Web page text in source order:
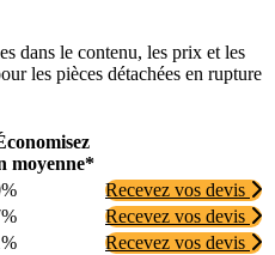
dans le contenu, les prix et les
les pièces détachées en rupture
moyenne*
Recevez vos devis
Recevez vos devis
Recevez vos devis